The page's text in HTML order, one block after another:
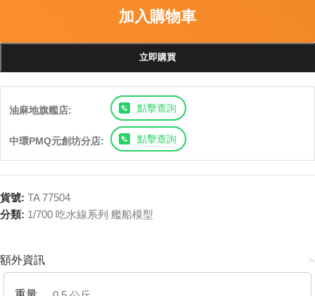
加入購物車
立即購買
油麻地旗艦店: 點擊查詢
中環PMQ元創坊分店: 點擊查詢
貨號: TA 77504
分類: 1/700 吃水線系列 艦船模型
額外資訊